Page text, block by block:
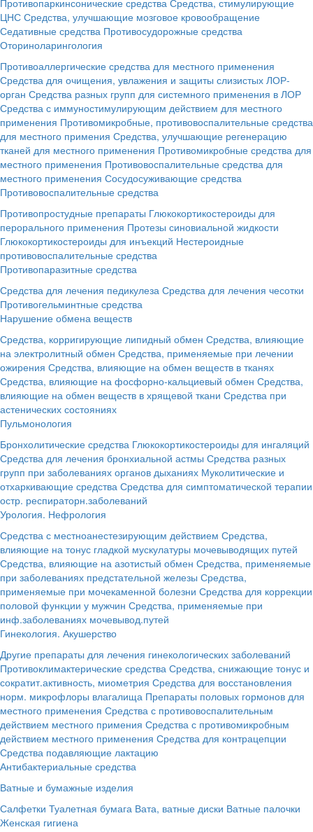
ЦНС Средства, улучшающие мозговое кровообращение
Седативные средства Противосудорожные средства
Оториноларингология
Противоаллергические средства для местного применения
Средства для очищения, увлажения и защиты слизистых ЛОР-
орган Средства разных групп для системного применения в ЛОР
Средства с иммуностимулирующим действием для местного
применения Противомикробные, противовоспалительные средства
для местного примения Средства, улучшающие регенерацию
тканей для местного применения Противомикробные средства для
местного применения Противовоспалительные средства для
местного применения Сосудосуживающие средства
Противовоспалительные средства
Противопростудные препараты Глюкокортикостероиды для
перорального применения Протезы синовиальной жидкости
Глюкокортикостероиды для инъекций Нестероидные
противовоспалительные средства
Противопаразитные средства
Средства для лечения педикулеза Средства для лечения чесотки
Противогельминтные средства
Нарушение обмена веществ
Средства, корригирующие липидный обмен Средства, влияющие
на электролитный обмен Средства, применяемые при лечении
ожирения Средства, влияющие на обмен веществ в тканях
Средства, влияющие на фосфорно-кальциевый обмен Средства,
влияющие на обмен веществ в хрящевой ткани Средства при
астенических состояниях
Пульмонология
Бронхолитические средства Глюкокортикостероиды для ингаляций
Средства для лечения бронхиальной астмы Средства разных
групп при заболеваниях органов дыханиях Муколитические и
отхаркивающие средства Средства для симптоматической терапии
остр. респираторн.заболеваний
Урология. Нефрология
Средства с местноанестезирующим действием Средства,
влияющие на тонус гладкой мускулатуры мочевыводящих путей
Средства, влияющие на азотистый обмен Средства, применяемые
при заболеваниях предстательной железы Средства,
применяемые при мочекаменной болезни Средства для коррекции
половой функции у мужчин Средства, применяемые при
инф.заболеваниях мочевывод.путей
Гинекология. Акушерство
Другие препараты для лечения гинекологических заболеваний
Противоклимактерические средства Средства, снижающие тонус и
сократит.активность, миометрия Средства для восстановления
норм. микрофлоры влагалища Препараты половых гормонов для
местного применения Средства с противовоспалительным
действием местного примения Средства с противомикробным
действием местного применения Средства для контрацепции
Средства подавляющие лактацию
Антибактериальные средства
Ватные и бумажные изделия
Салфетки Туалетная бумага Вата, ватные диски Ватные палочки
Женская гигиена